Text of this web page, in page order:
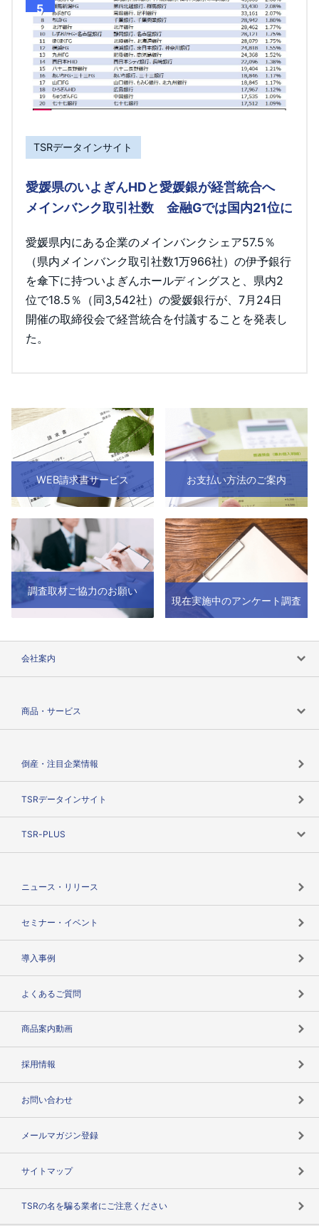
5
TSRデータインサイト
愛媛県のいよぎんHDと愛媛銀が経営統合へ
メインバンク取引社数 金融Gでは国内21位に
愛媛県内にある企業のメインバンクシェア57.5％
（県内メインバンク取引社数1万966社）の伊予銀行
を傘下に持ついよぎんホールディングスと、県内2
位で18.5％（同3,542社）の愛媛銀行が、7月24日
開催の取締役会で経営統合を付議することを発表し
た。
WEB請求書サービス お支払い方法のご案内
調査取材ご協力のお願い
現在実施中のアンケート調査
会社案内
商品・サービス
倒産・注目企業情報
TSRデータインサイト
TSR-PLUS
ニュース・リリース
セミナー・イベント
導入事例
よくあるご質問
商品案内動画
採用情報
お問い合わせ
メールマガジン登録
サイトマップ
TSRの名を騙る業者にご注意ください